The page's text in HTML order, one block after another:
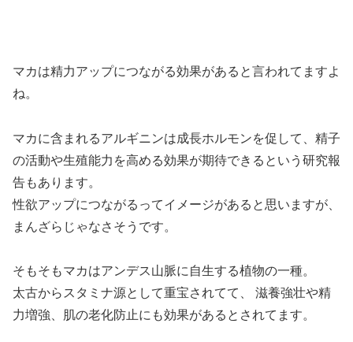
マカは精力アップにつながる効果があると言われてますよ
ね。
マカに含まれるアルギニンは成長ホルモンを促して、精子
の活動や生殖能力を高める効果が期待できるという研究報
告もあります。
性欲アップにつながるってイメージがあると思いますが、
まんざらじゃなさそうです。
そもそもマカはアンデス山脈に自生する植物の一種。
太古からスタミナ源として重宝されてて、 滋養強壮や精
力増強、肌の老化防止にも効果があるとされてます。